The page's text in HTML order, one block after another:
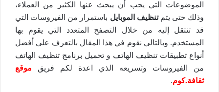
الموضوعات التي يجب أن يبحث عنها الكثير من العملاء،
وذلك حتى يتمتنظيف الموبايل باستمرار من الفيروسات التي
قد تنتقل إليه من خلال التصفح المتعدد التي يقوم بها
المستخدم. وبالتالي نقوم في هذا المقال بالتعرف على أفضل
أنواع تطبيقات تنظيف الهاتف و تحميل برنامج تنظيف الهاتف
من الفيروسات وتسريعه الذي اعدة لكم فريق موقع
ثقافة.كوم.